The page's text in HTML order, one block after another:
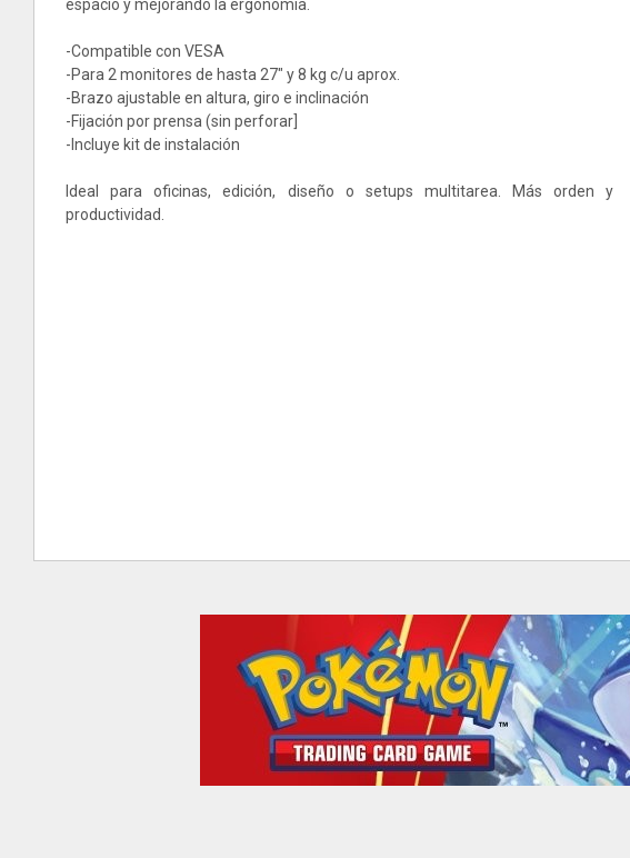
espacio y mejorando la ergonomía.
-Compatible con VESA
-Para 2 monitores de hasta 27" y 8 kg c/u aprox.
-Brazo ajustable en altura, giro e inclinación
-Fijación por prensa (sin perforar]
-Incluye kit de instalación
Ideal para oficinas, edición, diseño o setups multitarea. Más orden y
productividad.